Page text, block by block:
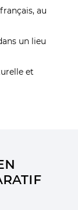
au
un lieu
et